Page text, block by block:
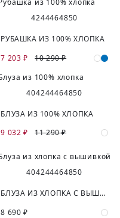
4244464850
РУБАШКА ИЗ 100% ХЛОПКА
7 203 ₽
10 290 ₽
404244464850
БЛУЗА ИЗ 100% ХЛОПКА
9 032 ₽
11 290 ₽
404244464850
БЛУЗА ИЗ ХЛОПКА С ВЫШИВКОЙ
8 690 ₽